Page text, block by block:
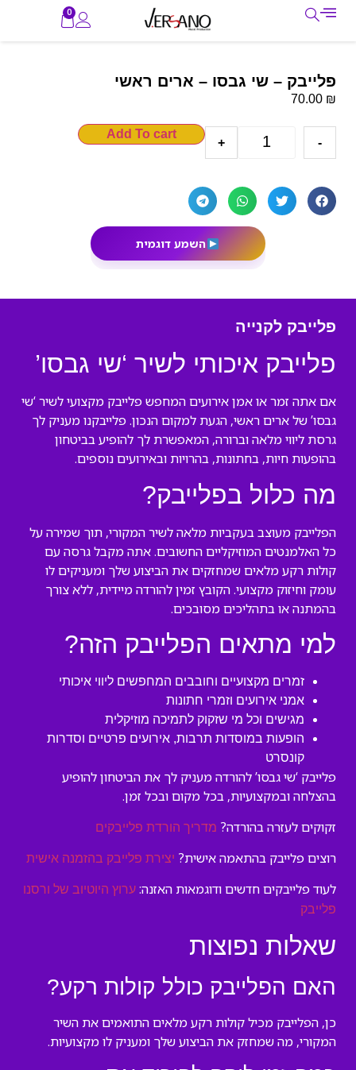
0
פלייבק – שי גבסו – ארים ראשי
70.00 ₪
-
+
Add To cart
השמע דוגמית
פלייבק לקנייה
פלייבק איכותי לשיר ‘שי גבסו’
אם אתה זמר או אמן אירועים המחפש פלייבק מקצועי לשיר ‘שי
גבסו’ של ארים ראשי, הגעת למקום הנכון. פלייבקנו מעניק לך
גרסת ליווי מלאה וברורה, המאפשרת לך להופיע בביטחון
בהופעות חיות, בחתונות, בהרויות ובאירועים נוספים.
מה כלול בפלייבק?
הפלייבק מעוצב בעקביות מלאה לשיר המקורי, תוך שמירה על
כל האלמנטים המוזיקליים החשובים. אתה מקבל גרסה עם
קולות רקע מלאים שמחזקים את הביצוע שלך ומעניקים לו
עומק וחיזוק מקצועי. הקובץ זמין להורדה מיידית, ללא צורך
בהמתנה או בתהליכים מסובכים.
למי מתאים הפלייבק הזה?
זמרים מקצועיים וחובבים המחפשים ליווי איכותי
אמני אירועים וזמרי חתונות
מגישים וכל מי שזקוק לתמיכה מוזיקלית
הופעות במוסדות תרבות, אירועים פרטיים וסדרות
קונסרט
פלייבק ‘שי גבסו’ להורדה מעניק לך את הביטחון להופיע
בהצלחה ובמקצועיות, בכל מקום ובכל זמן.
זקוקים לעזרה בהורדה? מדריך הורדת פלייבקים
רוצים פלייבק בהתאמה אישית? יצירת פלייבק בהזמנה אישית
לעוד פלייבקים חדשים ודוגמאות האזנה: ערוץ היוטיוב של ורסנו
פלייבק
שאלות נפוצות
האם הפלייבק כולל קולות רקע?
כן, הפלייבק מכיל קולות רקע מלאים התואמים את השיר
המקורי, מה שמחזק את הביצוע שלך ומעניק לו מקצועיות.